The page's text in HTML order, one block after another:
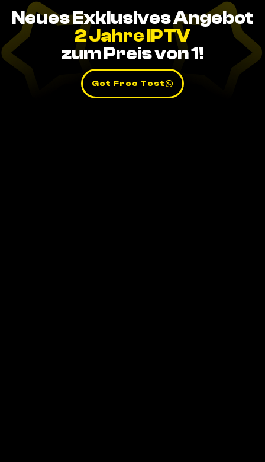
Neues Exklusives Angebot
2 Jahre IPTV
zum Preis von 1!
Get Free Test